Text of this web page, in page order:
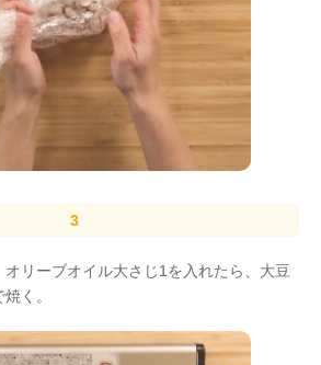
リーブオイル大さじ1を入れたら、大豆
く。